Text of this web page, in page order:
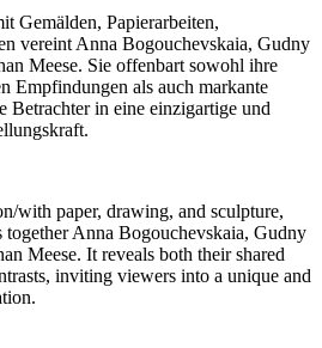
Gemälden, Papierarbeiten,
vereint Anna Bogouchevskaia, Gudny
Meese. Sie offenbart sowohl ihre
Empfindungen als auch markante
Betrachter in eine einzigartige und
with paper, drawing, and sculpture,
Anna Bogouchevskaia, Gudny
Meese. It reveals both their shared
inviting viewers into a unique and